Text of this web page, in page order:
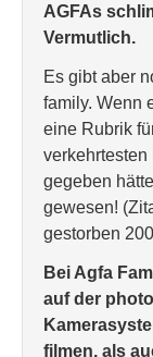
AGFAs
Vermutlich.
Es gibt aber
family. Wenn
eine Rubrik
verkehrtesten
gegeben
gewesen!
gestorben
Bei Agfa
auf der
filmen, als